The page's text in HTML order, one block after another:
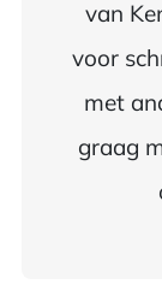
van
voor
met
graag